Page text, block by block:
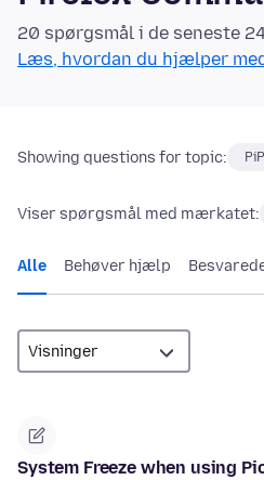
20 spørgsmål i de seneste
Læs, hvordan du hjælper
Showing questions for topic: PiP
Viser spørgsmål med mærkatet:
Alle Behøver hjælp
System Freeze when using